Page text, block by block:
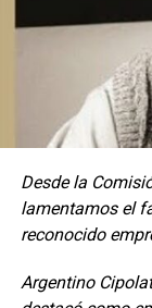
Desde la
lamentamos el
reconocido
Argentino